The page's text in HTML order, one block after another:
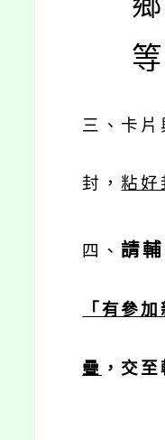
等
三、卡
封，粘好
四、 請
「有參
疊 ，交